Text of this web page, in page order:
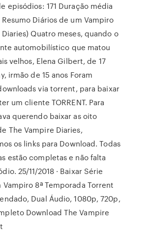
episódios: 171 Duração média
Diários de um Vampiro
Quatro meses, quando o
automobilístico que matou
velhos, Elena Gilbert, de 17
irmão de 15 anos Foram
via torrent, para baixar
um cliente TORRENT. Para
querendo baixar as oito
The Vampire Diaries,
os links para Download. Todas
estão completas e não falta
25/11/2018 · Baixar Série
Vampiro 8ª Temporada Torrent
Dual Áudio, 1080p, 720p,
Download The Vampire